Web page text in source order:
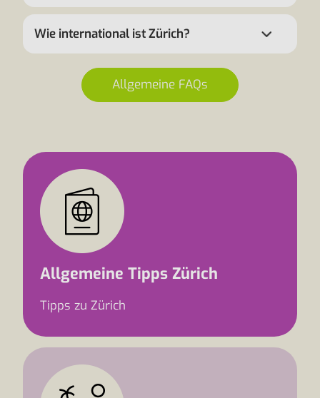
Wie international ist Zürich?
Allgemeine FAQs
Allgemeine Tipps Zürich
Tipps zu Zürich